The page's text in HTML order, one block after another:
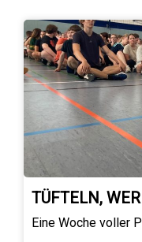
TÜFTELN,
Eine Woche voller